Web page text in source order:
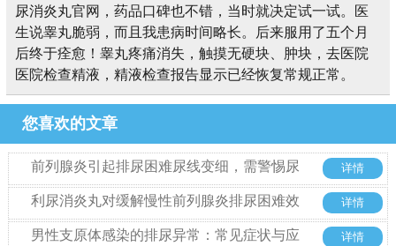
尿消炎丸官网，药品口碑也不错，当时就决定试一试。医
生说睾丸脆弱，而且我患病时间略长。后来服用了五个月
后终于痊愈！睾丸疼痛消失，触摸无硬块、肿块，去医院
医院检查精液，精液检查报告显示已经恢复常规正常。
您喜欢的文章
前列腺炎引起排尿困难尿线变细，需警惕尿
道狭窄
详情
利尿消炎丸对缓解慢性前列腺炎排尿困难效
果的全面解析
详情
男性支原体感染的排尿异常：常见症状与应 详情